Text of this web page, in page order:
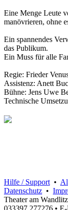
Eine Menge Leute
manövrieren, ohne
Ein spannendes
das Publikum.
Ein Muss für alle
Regie: Frieder
Assistenz: Anett
Bühne: Jens Uwe
Technische
Hilfe / Support •
Datenschutz •
Theater am
033397 277276 •